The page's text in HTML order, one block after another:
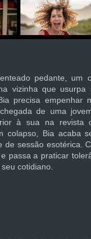
pedante, um
vizinha que usurpa
precisa empenhar
de uma
à sua na revista
colapso, Bia acaba
de sessão esotérica.
passa a praticar
cotidiano.